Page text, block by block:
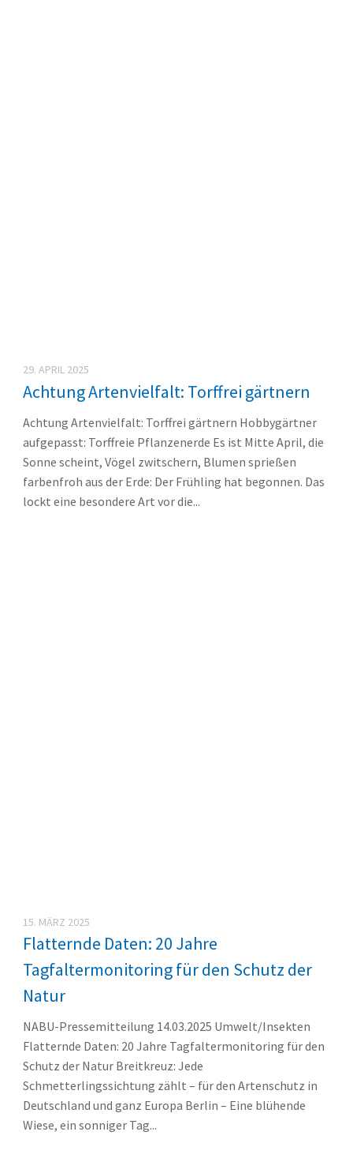
29. APRIL 2025
Achtung Artenvielfalt: Torffrei gärtnern
Achtung Artenvielfalt: Torffrei gärtnern Hobbygärtner
aufgepasst: Torffreie Pflanzenerde Es ist Mitte April, die
Sonne scheint, Vögel zwitschern, Blumen sprießen
farbenfroh aus der Erde: Der Frühling hat begonnen. Das
lockt eine besondere Art vor die...
15. MÄRZ 2025
Flatternde Daten: 20 Jahre
Tagfaltermonitoring für den Schutz der
Natur
NABU-Pressemitteilung 14.03.2025 Umwelt/Insekten
Flatternde Daten: 20 Jahre Tagfaltermonitoring für den
Schutz der Natur Breitkreuz: Jede
Schmetterlingssichtung zählt – für den Artenschutz in
Deutschland und ganz Europa Berlin – Eine blühende
Wiese, ein sonniger Tag...